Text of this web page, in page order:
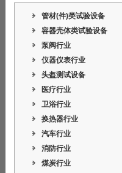
管材(件)类试验设备
容器壳体类试验设备
泵阀行业
仪器仪表行业
头盔测试设备
医疗行业
卫浴行业
换热器行业
汽车行业
消防行业
煤炭行业